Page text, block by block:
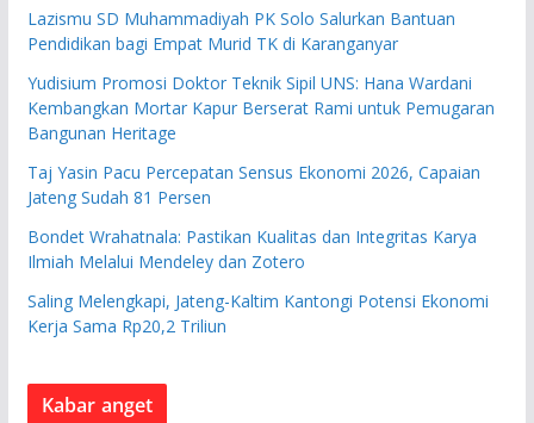
Lazismu SD Muhammadiyah PK Solo Salurkan Bantuan
Pendidikan bagi Empat Murid TK di Karanganyar
Yudisium Promosi Doktor Teknik Sipil UNS: Hana Wardani
Kembangkan Mortar Kapur Berserat Rami untuk Pemugaran
Bangunan Heritage
Taj Yasin Pacu Percepatan Sensus Ekonomi 2026, Capaian
Jateng Sudah 81 Persen
Bondet Wrahatnala: Pastikan Kualitas dan Integritas Karya
Ilmiah Melalui Mendeley dan Zotero
Saling Melengkapi, Jateng-Kaltim Kantongi Potensi Ekonomi
Kerja Sama Rp20,2 Triliun
Kabar anget